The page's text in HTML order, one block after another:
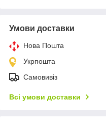
Умови доставки
Нова Пошта
Укрпошта
Самовивіз
Всі умови доставки